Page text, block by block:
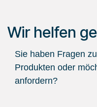
Wir helfen
Sie haben Fragen
Produkten oder
anfordern?